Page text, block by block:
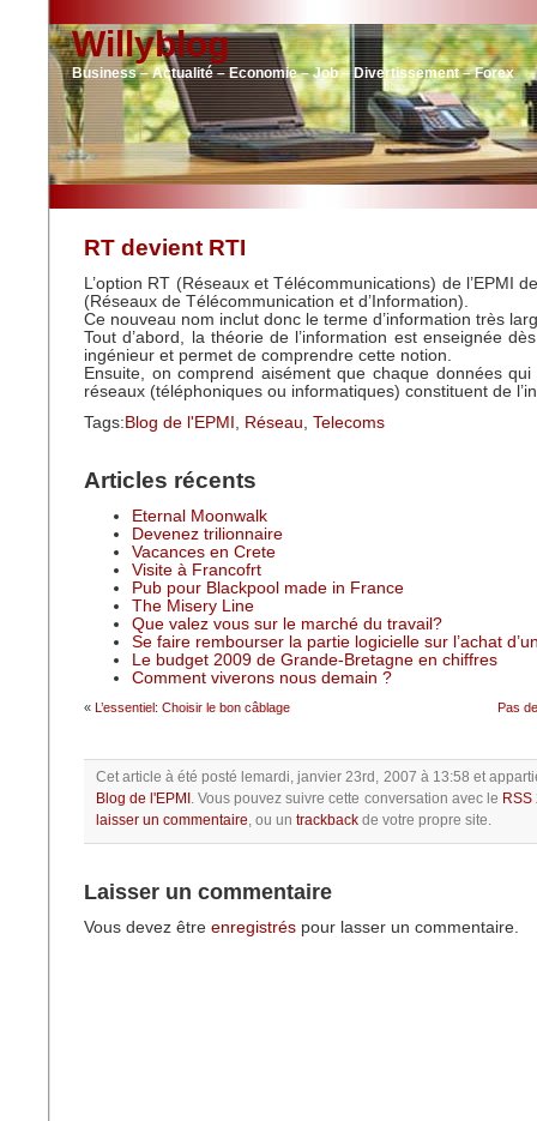
Willyblog
Business – Actualité – Economie – Job – Divertissement – Forex
RT devient RTI
L’option RT (Réseaux et Télécommunications) de l’EPMI
(Réseaux de Télécommunication et d’Information).
Ce nouveau nom inclut donc le terme d’information très
Tout d’abord, la théorie de l’information est enseignée
ingénieur et permet de comprendre cette notion.
Ensuite, on comprend aisément que chaque données
réseaux (téléphoniques ou informatiques) constituent de
Tags: Blog de l'EPMI , Réseau, Telecoms
Articles récents
Eternal Moonwalk
Devenez trilionnaire
Vacances en Crete
Visite à Francofrt
Pub pour Blackpool made in France
The Misery Line
Que valez vous sur le marché du travail?
Se faire rembourser la partie logicielle sur l’achat
Le budget 2009 de Grande-Bretagne en chiffres
Comment viverons nous demain ?
« L’essentiel: Choisir le bon câblage Pas
Cet article à été posté lemardi, janvier 23rd, 2007 à 13:58 et
Blog de l'EPMI .Vous pouvez suivre cette conversation avec le RSS
laisser un commentaire, ou un trackback de votre propre site.
Laisser un commentaire
Vous devez être enregistrés pour lasser un commentaire.